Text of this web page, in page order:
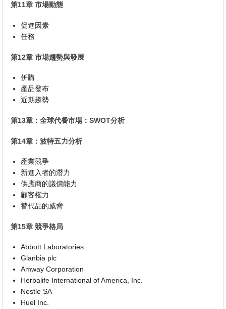
第11章 市場動態
促進因素
任務
第12章 市場趨勢與發展
併購
產品發布
近期趨勢
第13章：全球代餐市場：SWOT分析
第14章：波特五力分析
產業競爭
新進入者的潛力
供應商的議價能力
顧客權力
替代品的威脅
第15章 競爭格局
Abbott Laboratories
Glanbia plc
Amway Corporation
Herbalife International of America, Inc.
Nestle SA
Huel Inc.